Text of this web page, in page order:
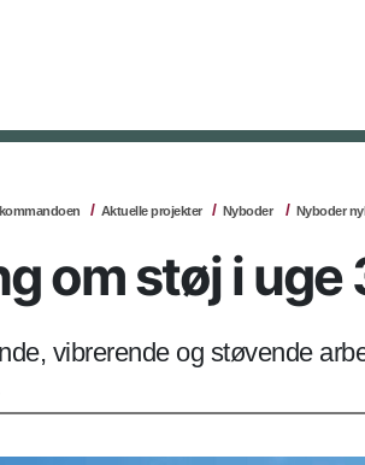
Aktuelle projekter Nyboder Nyboder
om støj i
vibrerende og støvende